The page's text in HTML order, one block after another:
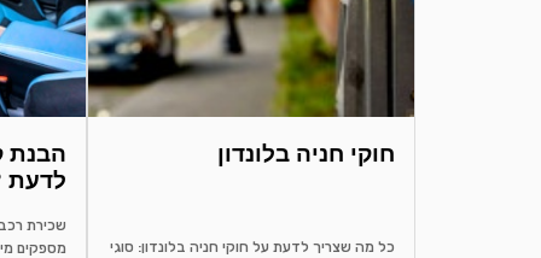
חוקי חניה בלונדון
כל מה שצריך לדעת על חוקי חניה בלונדון: סוגי
לדעת
מספקים